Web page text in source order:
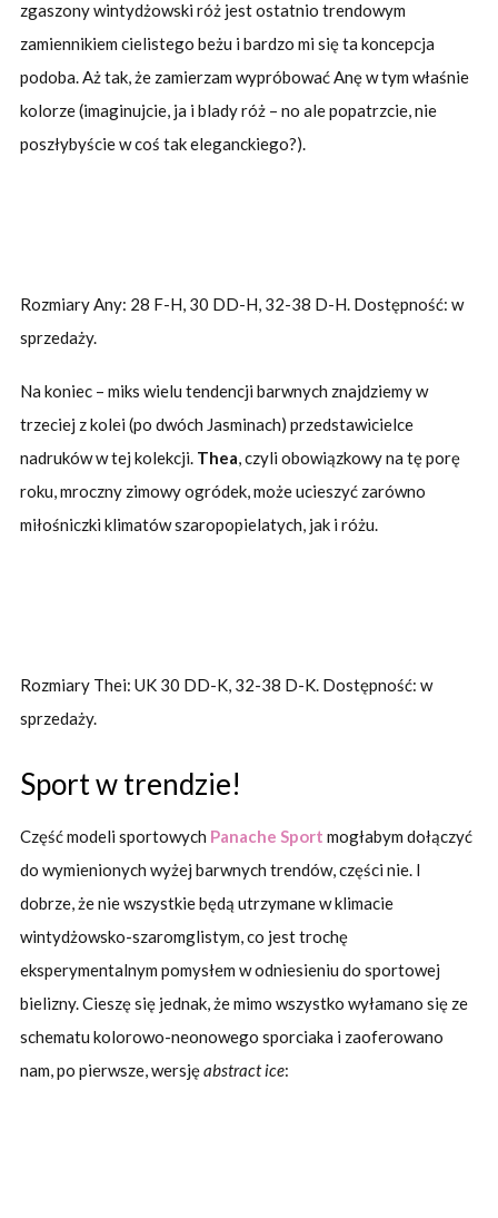
zgaszony wintydżowski róż jest ostatnio trendowym
zamiennikiem cielistego beżu i bardzo mi się ta koncepcja
podoba. Aż tak, że zamierzam wypróbować Anę w tym właśnie
kolorze (imaginujcie, ja i blady róż – no ale popatrzcie, nie
poszłybyście w coś tak eleganckiego?).
Rozmiary Any: 28 F-H, 30 DD-H, 32-38 D-H. Dostępność: w
sprzedaży.
Na koniec – miks wielu tendencji barwnych znajdziemy w
trzeciej z kolei (po dwóch Jasminach) przedstawicielce
nadruków w tej kolekcji. Thea , czyli obowiązkowy na tę porę
roku, mroczny zimowy ogródek, może ucieszyć zarówno
miłośniczki klimatów szaropopielatych, jak i różu.
Rozmiary Thei: UK 30 DD-K, 32-38 D-K. Dostępność: w
sprzedaży.
Sport w trendzie!
Część modeli sportowych Panache Sport mogłabym dołączyć
do wymienionych wyżej barwnych trendów, części nie. I
dobrze, że nie wszystkie będą utrzymane w klimacie
wintydżowsko-szaromglistym, co jest trochę
eksperymentalnym pomysłem w odniesieniu do sportowej
bielizny. Cieszę się jednak, że mimo wszystko wyłamano się ze
schematu kolorowo-neonowego sporciaka i zaoferowano
nam, po pierwsze, wersjęabstract ice: